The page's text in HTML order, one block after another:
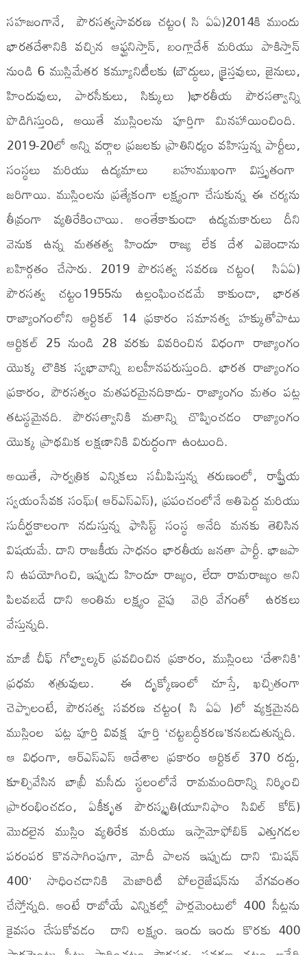
సహజంగానే, పౌరసత్వసావరణ చట్టం( సి ఏఏ)2014కి ముందు
భారతదేశానికి వచ్చిన ఆఫ్ఘనిస్తాన్, బంగ్లాదేశ్ మరియు పాకిస్తాన్
నుండి 6 ముస్లిమేతర కమ్యూనిటీలకు (బౌద్ధులు, క్రైస్తవులు, జైనులు,
హిందువులు, పారసీకులు, సిక్కులు )భారతీయ పౌరసత్వాన్ని
పొడిగిస్తుంది, అయితే ముస్లింలను పూర్తిగా మినహాయించింది.
2019-20లో అన్ని వర్గాల ప్రజలకు ప్రాతినిధ్యం వహిస్తున్న పార్టీలు,
సంస్థలు మరియు ఉద్యమాలు బహుముఖంగా విస్తృతంగా
జరిగాయి. ముస్లింలను ప్రత్యేకంగా లక్ష్యంగా చేసుకున్న ఈ చర్యను
తీవ్రంగా వ్యతిరేకించాయి. అంతేకాకుండా ఉద్యమకారులు దీని
వెనుక ఉన్న మతతత్వ హిందూ రాజ్య లేక దేశ ఎజెండాను
బహిర్గతం చేసారు. 2019 పౌరసత్వ సవరణ చట్టం( సిఏఏ)
పౌరసత్వ చట్టం1955ను ఉల్లంఘించడమే కాకుండా, భారత
రాజ్యాంగంలోని ఆర్టికల్ 14 ప్రకారం సమానత్వ హక్కుతోపాటు
ఆర్టికల్ 25 నుండి 28 వరకు వివరించిన విధంగా రాజ్యాంగం
యొక్క లౌకిక స్వభావాన్ని బలహీనపరుస్తుంది. భారత రాజ్యాంగం
ప్రకారం, పౌరసత్వం మతపరమైనదికాదు- రాజ్యాంగం మతం పట్ల
తటస్థమైనది. పౌరసత్వానికి మతాన్ని చొప్పించడం రాజ్యాంగం
యొక్క ప్రాథమిక లక్షణానికి విరుద్ధంగా ఉంటుంది.
అయితే, సార్వత్రిక ఎన్నికలు సమీపిస్తున్న తరుణంలో, రాష్ట్రీయ
స్వయంసేవక సంఘ్( ఆర్ఎస్ఎస్), ప్రపంచంలోనే అతిపెద్ద మరియు
సుదీర్ఘకాలంగా నడుస్తున్న ఫాసిస్ట్ సంస్థ అనేది మనకు తెలిసిన
విషయమే. దాని రాజకీయ సాధనం భారతీయ జనతా పార్టీ. భాజపా
ని ఉపయోగించి, ఇప్పుడు హిందూ రాజ్యం, లేదా రామరాజ్యం అని
పిలవబడే దాని అంతిమ లక్ష్యం వైపు వెర్రి వేగంతో ఉరకలు
వేస్తున్నది.
మాజీ చీఫ్ గోల్వాల్కర్ ప్రవచించిన ప్రకారం, ముస్లింలు ‘దేశానికి’
ప్రధమ శత్రువులు. ఈ దృక్కోణంలో చూస్తే, ఖచ్చితంగా
చెప్పాలంటే, పౌరసత్వ సవరణ చట్టం( సి ఏఏ )లో వ్యక్తమైనది
ముస్లింల పట్ల పూర్తి వివక్ష పూర్తి ‘చట్టబద్ధీకరణ’కనబడుతున్నది.
ఆ విధంగా, ఆర్‌ఎస్‌ఎస్ ఆదేశాల ప్రకారం ఆర్టికల్ 370 రద్దు,
కూల్చివేసిన బాబ్రీ మసీదు స్థలంలోనే రామమందిరాన్ని నిర్మించి
ప్రారంభించడం, ఏకీకృత పౌరస్మృతి(యూనిఫాం సివిల్ కోడ్)
మొదలైన ముస్లిం వ్యతిరేక మరియు ఇస్లామోఫోబిక్ ఎత్తుగడల
పరంపర కొనసాగింపుగా, మోదీ పాలన ఇప్పుడు దాని ‘మిషన్
400’ సాధించడానికి మెజారిటీ పోలరైజేషన్‌ను వేగవంతం
చేస్తోన్నది. అంటే రాబోయే ఎన్నికల్లో పార్లమెంటులో 400 సీట్లను
కైవసం చేసుకోవడం దాని లక్ష్యం. ఇందు ఇందు కొరకు 400